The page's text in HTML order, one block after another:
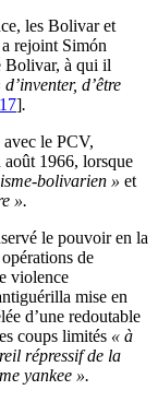
les Bolivar et
rejoint Simón
Bolivar, à qui il
d’inventer, d’être
17].
le PCV,
août 1966, lorsque
bolivarien » et
».
le pouvoir en la
de
violence
mise en
d’une redoutable
coups limités « à
répressif de la
yankee ».